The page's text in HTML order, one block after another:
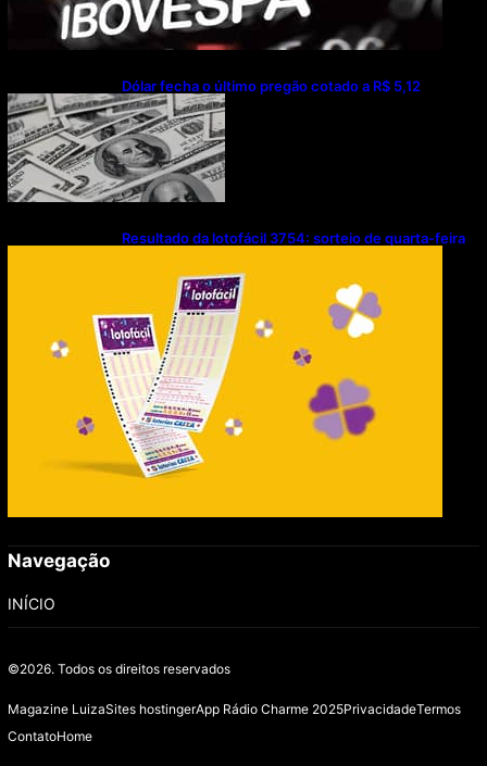
Dólar fecha o último pregão cotado a R$ 5,12
Resultado da lotofácil 3754: sorteio de quarta-feira
Navegação
INÍCIO
©2026. Todos os direitos reservados
Magazine LuizaSites hostingerApp Rádio Charme 2025PrivacidadeTermos
ContatoHome